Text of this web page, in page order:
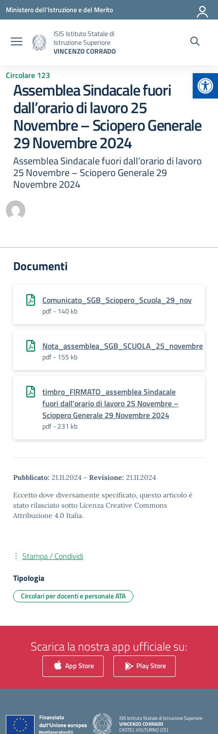
Vai ai contenuti
Vai al menu di navigazione
Vai al footer
Ministero dell'Istruzione e del Merito
ISIS Istituto Statale di
Istruzione Superiore
VINCENZO CORRADO
Circolare 123
Assemblea Sindacale fuori
dall’orario di lavoro 25
Novembre – Sciopero Generale
29 Novembre 2024
Assemblea Sindacale fuori dall’orario di lavoro
25 Novembre – Sciopero Generale 29
Novembre 2024
Documenti
Comunicato_SGB_Sciopero_Scuola_29_nov
pdf - 140 kb
Nota_assemblea_SGB_SCUOLA_25_novembre
pdf - 155 kb
timbro_FIRMATO_assemblea Sindacale
fuori dall’orario di lavoro 25 Novembre –
Sciopero Generale 29 Novembre 2024
pdf - 231 kb
Pubblicato: 21.11.2024 - Revisione: 21.11.2024
Eccetto dove diversamente specificato, questo articolo è
stato rilasciato sotto Licenza Creative Commons
Attribuzione 4.0 Italia.
Stampa / Condividi
Tipologia
Circolari per docenti e personale ATA
Scarica la nostra app ufficiale su:
App Store Play Store
ISIS Istituto Statale di Istruzione Superiore
VINCENZO CORRADO
CASTEL VOLTURNO (CE)